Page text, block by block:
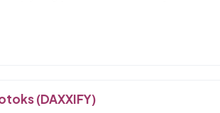
(DAXXIFY)